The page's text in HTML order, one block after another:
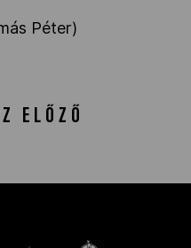
Péter)
ELŐZŐ